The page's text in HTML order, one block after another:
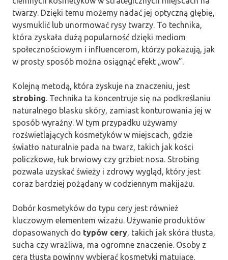
twarzy. Dzięki temu możemy nadać jej optyczną głębię,
wysmuklić lub unormować rysy twarzy. To technika,
która zyskała dużą popularność dzięki mediom
społecznościowym i influencerom, którzy pokazują, jak
w prosty sposób można osiągnąć efekt „wow”.
Kolejną metodą, która zyskuje na znaczeniu, jest
strobing . Technika ta koncentruje się na podkreślaniu
naturalnego blasku skóry, zamiast konturowania jej w
sposób wyraźny. W tym przypadku używamy
rozświetlających kosmetyków w miejscach, gdzie
światło naturalnie pada na twarz, takich jak kości
policzkowe, łuk brwiowy czy grzbiet nosa. Strobing
pozwala uzyskać świeży i zdrowy wygląd, który jest
coraz bardziej pożądany w codziennym makijażu.
Dobór kosmetyków do typu cery jest również
kluczowym elementem wizażu. Używanie produktów
dopasowanych do typów cery , takich jak skóra tłusta,
sucha czy wrażliwa, ma ogromne znaczenie. Osoby z
cerą tłustą powinny wybierać kosmetyki matujące,